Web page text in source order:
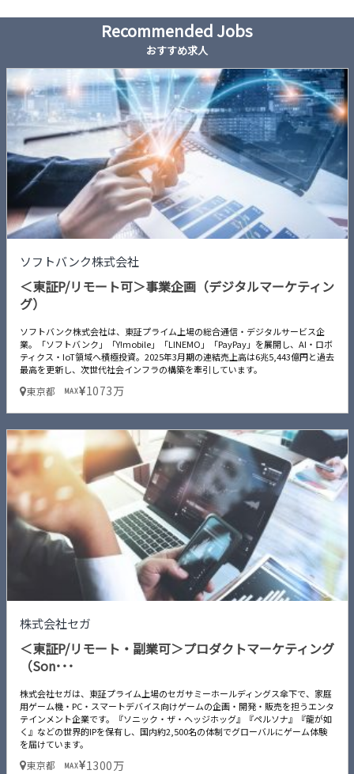
Recommended Jobs
おすすめ求人
ソフトバンク株式会社
＜東証P/リモート可＞事業企画（デジタルマーケティン
グ）
ソフトバンク株式会社は、東証プライム上場の総合通信・デジタルサービス企
業。「ソフトバンク」「Y!mobile」「LINEMO」「PayPay」を展開し、AI・ロボ
ティクス・IoT領域へ積極投資。2025年3月期の連結売上高は6兆5,443億円と過去
最高を更新し、次世代社会インフラの構築を牽引しています。
東京都 MAX 1073万
株式会社セガ
＜東証P/リモート・副業可＞プロダクトマーケティング
（Son･･･
株式会社セガは、東証プライム上場のセガサミーホールディングス傘下で、家庭
用ゲーム機・PC・スマートデバイス向けゲームの企画・開発・販売を担うエンタ
テインメント企業です。『ソニック・ザ・ヘッジホッグ』『ペルソナ』『龍が如
く』などの世界的IPを保有し、国内約2,500名の体制でグローバルにゲーム体験
を届けています。
東京都 MAX 1300万